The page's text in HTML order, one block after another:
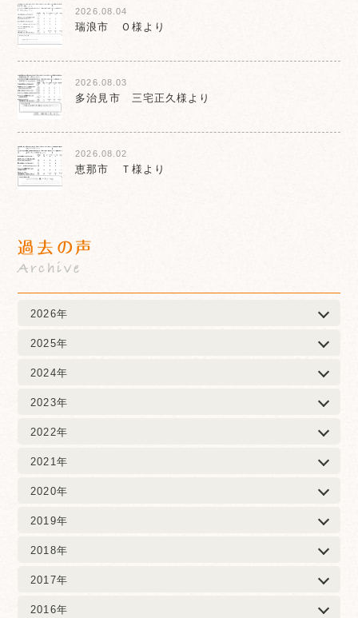
2026.08.04
瑞浪市 Ｏ様より
2026.08.03
多治見市 三宅正久様より
2026.08.02
恵那市 Ｔ様より
過去の声
Archive
2026年
2025年
2024年
2023年
2022年
2021年
2020年
2019年
2018年
2017年
2016年